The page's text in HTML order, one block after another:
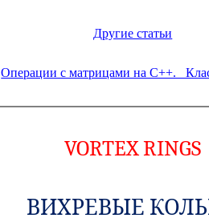
Другие статьи
Операции с матрицами на C++.
VORTEXRINGS
ВИХРЕВЫЕ